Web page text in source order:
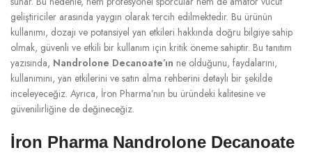
geliştiriciler arasında yaygın olarak tercih edilmektedir. Bu ürünün
kullanımı, dozajı ve potansiyel yan etkileri hakkında doğru bilgiye sahip
olmak, güvenli ve etkili bir kullanım için kritik öneme sahiptir. Bu tanıtım
yazısında, Nandrolone Decanoate’ın ne olduğunu, faydalarını,
kullanımını, yan etkilerini ve satın alma rehberini detaylı bir şekilde
inceleyeceğiz. Ayrıca, İron Pharma’nın bu üründeki kalitesine ve
güvenilirliğine de değineceğiz.
İron Pharma Nandrolone Decanoate